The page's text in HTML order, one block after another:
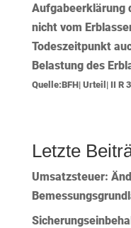
Aufgabeerklärung
nicht vom
Todeszeitpunkt
Belastung des
Quelle:BFH| Urteil| II
Letzte
Umsatzsteuer: